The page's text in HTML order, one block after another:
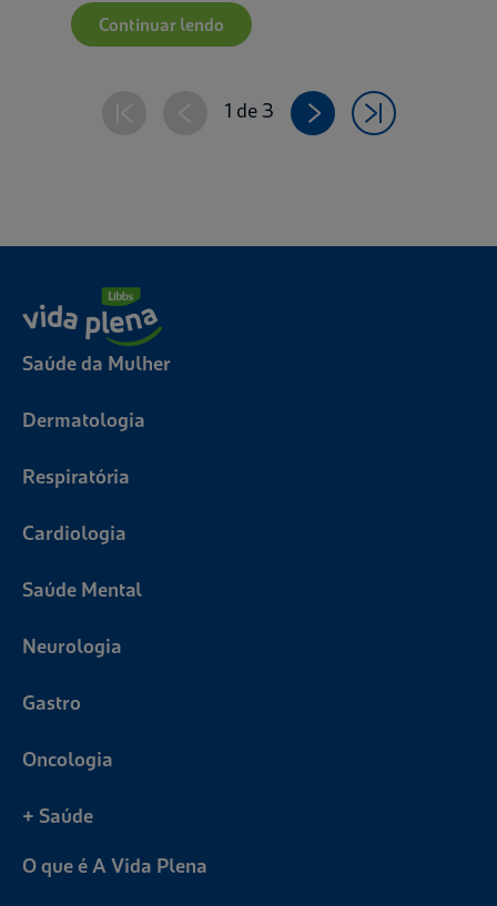
Continuar lendo
1 de 3
Saúde da Mulher
Dermatologia
Respiratória
Cardiologia
Saúde Mental
Neurologia
Gastro
Oncologia
+ Saúde
O que é A Vida Plena